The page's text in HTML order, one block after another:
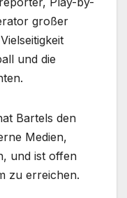
großer
und die
Bartels den
Medien,
und ist offen
zu erreichen.